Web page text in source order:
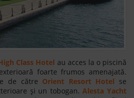
Class Hotel au acces la o piscină
foarte frumos amenajată.
de către Orient Resort Hotel se
și un tobogan.Alesta Yacht